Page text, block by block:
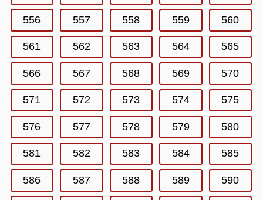
556 557 558 559 560
561 562 563 564 565
566 567 568 569 570
571 572 573 574 575
576 577 578 579 580
581 582 583 584 585
586 587 588 589 590